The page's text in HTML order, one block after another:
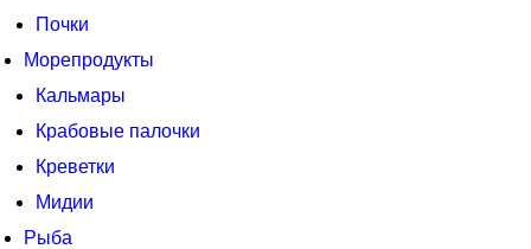
Почки
Морепродукты
Кальмары
Крабовые палочки
Креветки
Мидии
Рыба